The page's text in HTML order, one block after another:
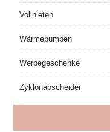
Vollnieten
Wärmepumpen
Werbegeschenke
Zyklonabscheider